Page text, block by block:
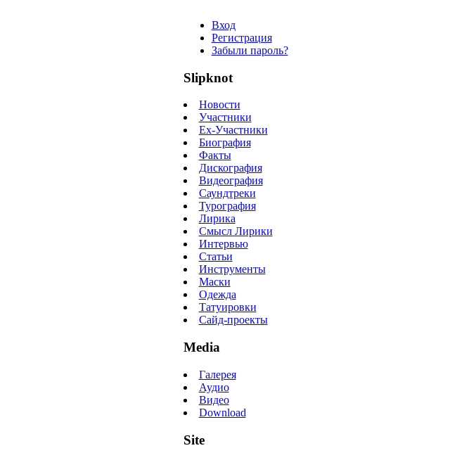
Вход
Регистрация
Забыли пароль?
Slipknot
Новости
Участники
Ex-Участники
Биография
Факты
Дискография
Видеография
Саундтреки
Турография
Лирика
Смысл Лирики
Интервью
Статьи
Инструменты
Маски
Одежда
Татуировки
Сайд-проекты
Media
Галерея
Аудио
Видео
Download
Site